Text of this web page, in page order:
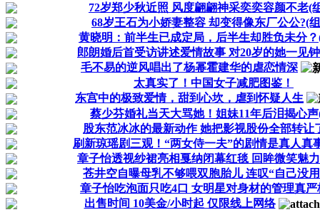
72岁郑少秋近照 风度翩翩神采奕奕容颜不老(
68岁王石为小娇妻整容 却变得像东厂公公?(
黄晓明：前半生已成定局，后半生却胜负未分
郎朗婚后首受访讲述爱情故事 对20岁的她一见
毛不易的逆风唱出了杨幂霍建华的虐恋情深
太真实了！中国女子减肥图鉴！
东宫中的极致爱情，甜到心坎，虐到怀疑人生
蔡少芬婚礼当天大骂她！姐妹11年后泪揭心
股东范冰冰的最新动作 她把影视股份全部转让
刷新琼瑶剧三观！“两女侍一夫”的剧情是真人真
章子怡透视纱裙亮相戛纳闭幕红毯 回眸微笑魅
苍井空自曝母乳不够喂双胞胎儿 连叹“自己没
章子怡吃泡面只吃4口 女明星对身材的管理真严
出售时间 10美金/小时起 仅限线上网络